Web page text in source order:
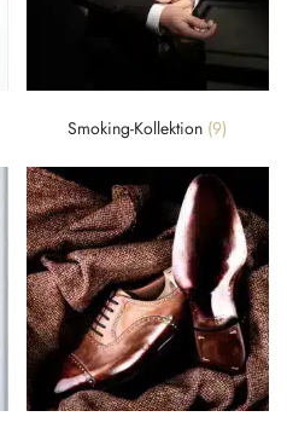
Smoking-Kollektion (9)